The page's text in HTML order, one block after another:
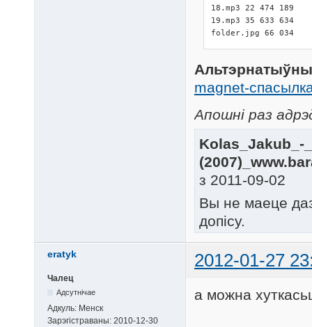
18.mp3 22 474 189
19.mp3 35 633 634
folder.jpg 66 034
magnet-
Апошні раз
Kolas_Jakub_-
з 2011-09-02
Вы не маеце
допісу.
eratyk 2012-01-27
Чалец
Адсутнічае
Адкуль: Менск
Зарэгістраваны: 2010-12-30
а можна